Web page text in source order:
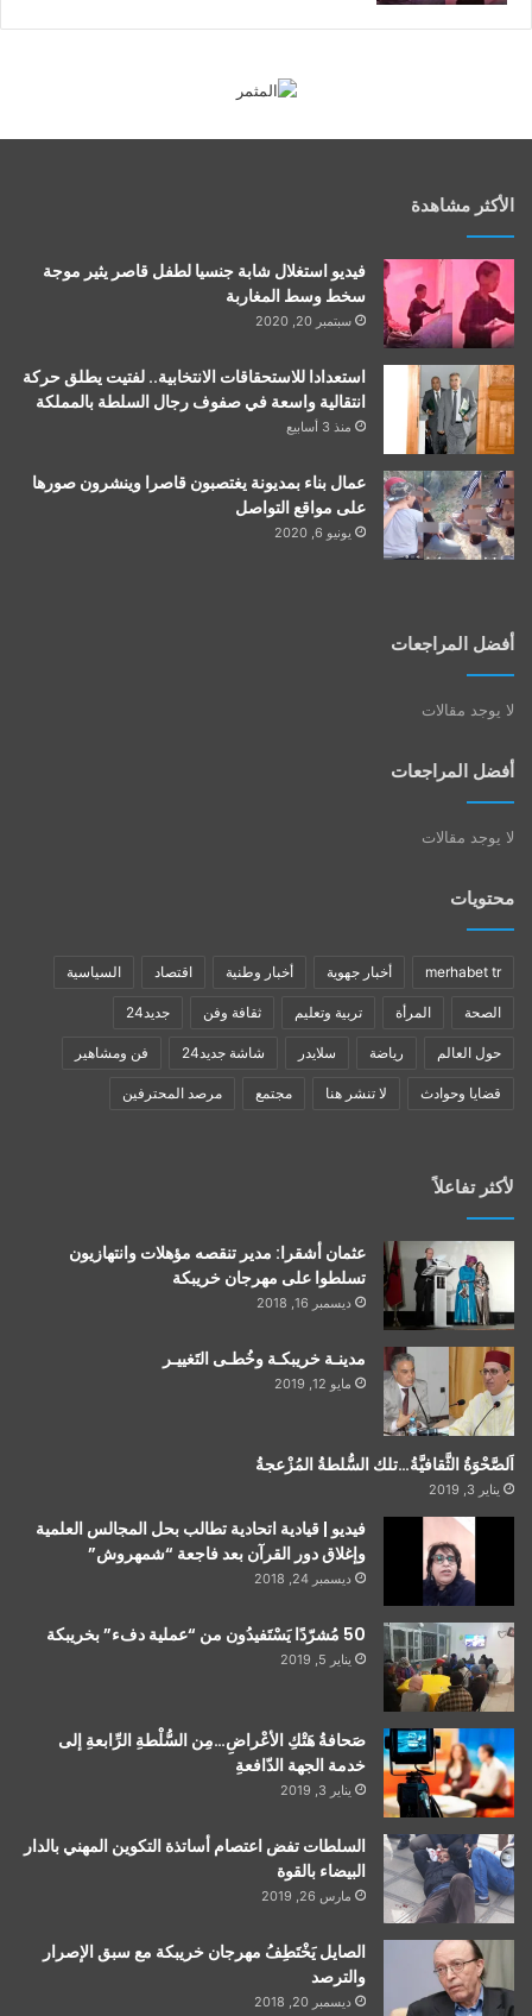
الأكثر مشاهدة
فيديو استغلال شابة جنسيا لطفل قاصر يثير موجة
سخط وسط المغاربة
سبتمبر 20, 2020
استعدادا للاستحقاقات الانتخابية.. لفتيت يطلق حركة
انتقالية واسعة في صفوف رجال السلطة بالمملكة
منذ 3 أسابيع
عمال بناء بمديونة يغتصبون قاصرا وينشرون صورها
على مواقع التواصل
يونيو 6, 2020
أفضل المراجعات
لا يوجد مقالات
أفضل المراجعات
لا يوجد مقالات
محتويات
merhabet tr أخبار جهوية أخبار وطنية اقتصاد السياسية
الصحة المرأة تربية وتعليم ثقافة وفن جديد24
حول العالم رياضة سلايدر شاشة جديد24 فن ومشاهير
قضايا وحوادث لا تنشر هنا مجتمع مرصد المحترفين
لأكثر تفاعلاً
عثمان أشقرا: مدير تنقصه مؤهلات وانتهازيون
تسلطوا على مهرجان خريبكة
ديسمبر 16, 2018
مدينـة خريبكـة وخُطـى التَغييـر
مايو 12, 2019
اَلصَّحْوَةُ الثَّقافيَّةُ…تلك السُّلطةُ المُزْعجةُ
يناير 3, 2019
فيديو | قيادية اتحادية تطالب بحل المجالس العلمية
وإغلاق دور القرآن بعد فاجعة “شمهروش”
ديسمبر 24, 2018
50 مُشرّدًا يَسْتَفيدُون من “عملية دفء” بخريبكة
يناير 5, 2019
صَحافةُ هَتْكِ الأعْراضِ…مِن السُّلْطةِ الرِّابعةِ إلى
خدمة الجهة الدّافعةِ
يناير 3, 2019
السلطات تفض اعتصام أساتذة التكوين المهني بالدار
البيضاء بالقوة
مارس 26, 2019
الصايل يَخْتَطِفُ مهرجان خريبكة مع سبق الإصرار
والترصد
ديسمبر 20, 2018